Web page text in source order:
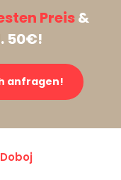
Preis&
50€!
anfragen!